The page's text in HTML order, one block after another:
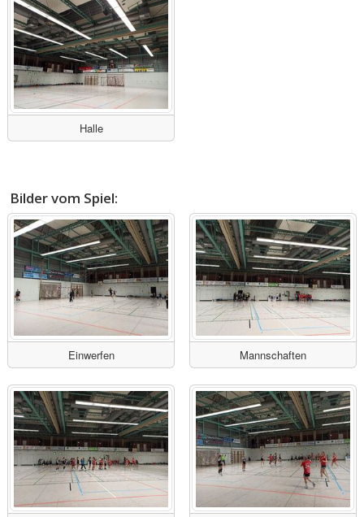
Halle
Bilder vom Spiel:
Einwerfen Mannschaften